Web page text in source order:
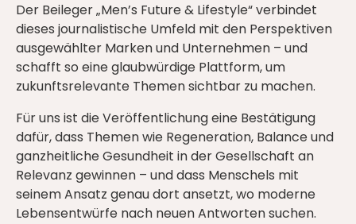
Der Beileger „Men’s Future & Lifestyle“ verbindet
dieses journalistische Umfeld mit den Perspektiven
ausgewählter Marken und Unternehmen – und
schafft so eine glaubwürdige Plattform, um
zukunftsrelevante Themen sichtbar zu machen.
Für uns ist die Veröffentlichung eine Bestätigung
dafür, dass Themen wie Regeneration, Balance und
ganzheitliche Gesundheit in der Gesellschaft an
Relevanz gewinnen – und dass Menschels mit
seinem Ansatz genau dort ansetzt, wo moderne
Lebensentwürfe nach neuen Antworten suchen.